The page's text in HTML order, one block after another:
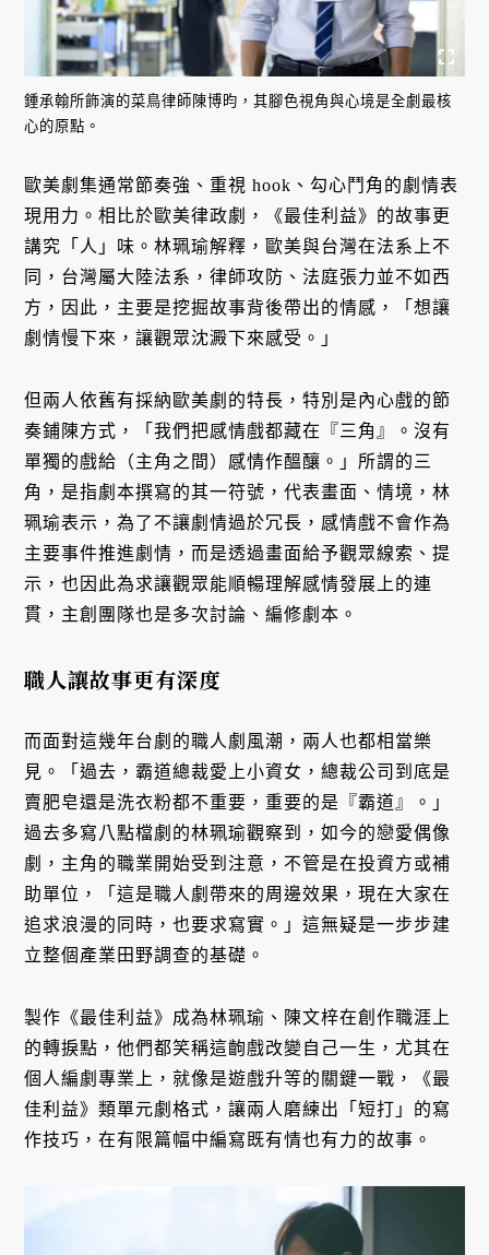
鍾承翰所飾演的菜鳥律師陳博昀，其腳色視角與心境是全劇最核
心的原點。
歐美劇集通常節奏強、重視 hook、勾心鬥角的劇情表
現用力。相比於歐美律政劇，《最佳利益》的故事更
講究「人」味。林珮瑜解釋，歐美與台灣在法系上不
同，台灣屬大陸法系，律師攻防、法庭張力並不如西
方，因此，主要是挖掘故事背後帶出的情感，「想讓
劇情慢下來，讓觀眾沈澱下來感受。」
但兩人依舊有採納歐美劇的特長，特別是內心戲的節
奏鋪陳方式，「我們把感情戲都藏在『三角』。沒有
單獨的戲給（主角之間）感情作醞釀。」所謂的三
角，是指劇本撰寫的其一符號，代表畫面、情境，林
珮瑜表示，為了不讓劇情過於冗長，感情戲不會作為
主要事件推進劇情，而是透過畫面給予觀眾線索、提
示，也因此為求讓觀眾能順暢理解感情發展上的連
貫，主創團隊也是多次討論、編修劇本。
職人讓故事更有深度
而面對這幾年台劇的職人劇風潮，兩人也都相當樂
見。「過去，霸道總裁愛上小資女，總裁公司到底是
賣肥皂還是洗衣粉都不重要，重要的是『霸道』。」
過去多寫八點檔劇的林珮瑜觀察到，如今的戀愛偶像
劇，主角的職業開始受到注意，不管是在投資方或補
助單位，「這是職人劇帶來的周邊效果，現在大家在
追求浪漫的同時，也要求寫實。」這無疑是一步步建
立整個產業田野調查的基礎。
製作《最佳利益》成為林珮瑜、陳文梓在創作職涯上
的轉捩點，他們都笑稱這齣戲改變自己一生，尤其在
個人編劇專業上，就像是遊戲升等的關鍵一戰，《最
佳利益》類單元劇格式，讓兩人磨練出「短打」的寫
作技巧，在有限篇幅中編寫既有情也有力的故事。